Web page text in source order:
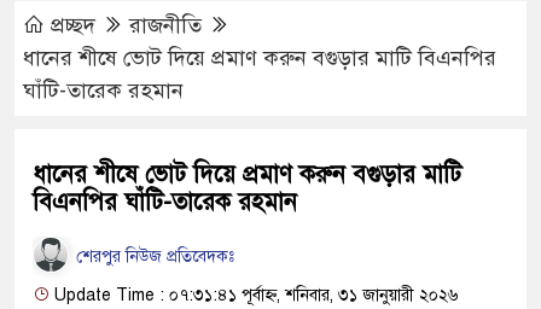
প্রচ্ছদ
রাজনীতি
ধানের শীষে ভোট দিয়ে প্রমাণ করুন বগুড়ার মাটি বিএনপির
ঘাঁটি-তারেক রহমান
ধানের শীষে ভোট দিয়ে প্রমাণ করুন বগুড়ার মাটি
বিএনপির ঘাঁটি-তারেক রহমান
শেরপুর নিউজ প্রতিবেদকঃ
Update Time : ০৭:৩১:৪১ পূর্বাহ্ন, শনিবার, ৩১ জানুয়ারী ২০২৬